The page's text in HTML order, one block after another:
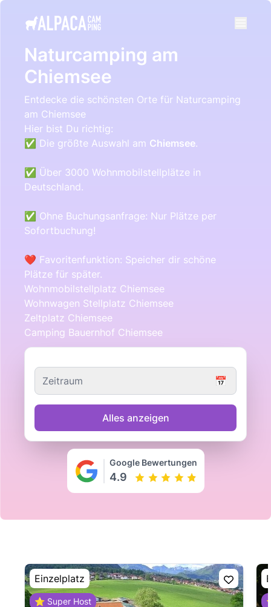
Zeitraum 📅
Alles anzeigen
Naturcamping am
Chiemsee
Entdecke die schönsten Orte für Naturcamping
am Chiemsee
Hier bist Du richtig:
✅ Die größte Auswahl am Chiemsee.
✅ Über 3000 Wohnmobilstellplätze in
Deutschland.
✅ Ohne Buchungsanfrage: Nur Plätze per
Sofortbuchung!
❤️ Favoritenfunktion: Speicher dir schöne
Plätze für später.
Wohnmobilstellplatz Chiemsee
Wohnwagen Stellplatz Chiemsee
Zeltplatz Chiemsee
Camping Bauernhof Chiemsee
Google Bewertungen
4.9
Einzelplatz
⭐ Super Host